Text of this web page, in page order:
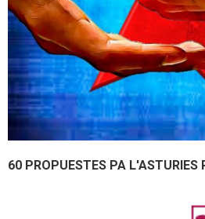
60 PROPUESTES PA L'ASTURIES